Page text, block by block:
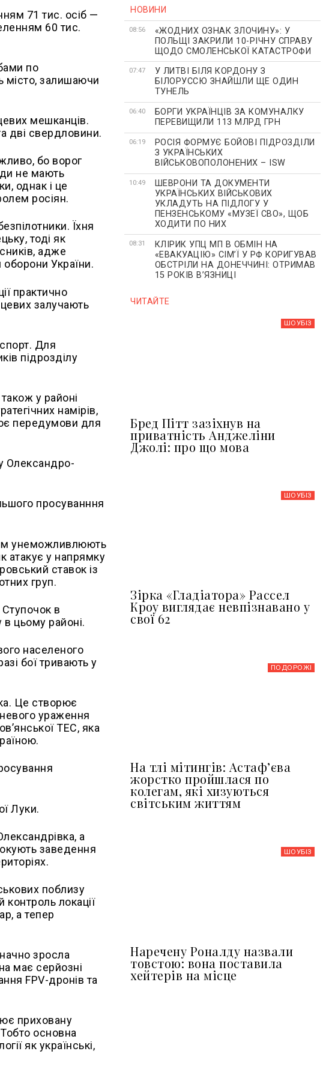
71 тис. осіб —
60 тис.
по
місто, залишаючи
мешканців.
дві свердловини.
бо ворог
не мають
однак і це
росіян.
Їхня
тоді як
адже
України.
практично
залучають
Для
підрозділу
у районі
намірів,
передумови для
Олександро-
просуванння
унеможливлюють
атакує у напрямку
ставок із
груп.
Ступочок в
в цьому районі.
населеного
бої тривають у
Це створює
ураження
ТЕС, яка
Луки.
а
заведення
поблизу
локації
а тепер
зросла
має серйозні
FPV-дронів та
приховану
основна
як українські,
НОВИНИ
08:56
«ЖОДНИХ ОЗНАК ЗЛОЧИНУ»: У
ПОЛЬЩІ ЗАКРИЛИ 10-РІЧНУ СПРАВУ
ЩОДО СМОЛЕНСЬКОЇ КАТАСТРОФИ
07:47
У ЛИТВІ БІЛЯ КОРДОНУ З
БІЛОРУССЮ ЗНАЙШЛИ ЩЕ ОДИН
ТУНЕЛЬ
06:40
БОРГИ УКРАЇНЦІВ ЗА КОМУНАЛКУ
ПЕРЕВИЩИЛИ 113 МЛРД ГРН
06:19
РОСІЯ ФОРМУЄ БОЙОВІ ПІДРОЗДІЛИ
З УКРАЇНСЬКИХ
ВІЙСЬКОВОПОЛОНЕНИХ – ISW
10:49
ШЕВРОНИ ТА ДОКУМЕНТИ
УКРАЇНСЬКИХ ВІЙСЬКОВИХ
УКЛАДУТЬ НА ПІДЛОГУ У
ПЕНЗЕНСЬКОМУ «МУЗЕЇ СВО», ЩОБ
ХОДИТИ ПО НИХ
08:31
КЛІРИК УПЦ МП В ОБМІН НА
«ЕВАКУАЦІЮ» СІМʼЇ У РФ КОРИГУВАВ
ОБСТРІЛИ НА ДОНЕЧЧИНІ: ОТРИМАВ
15 РОКІВ ВʼЯЗНИЦІ
ЧИТАЙТЕ
ШОУБIЗ
Бред Пітт зазіхнув на
приватність Анджеліни
Джолі: про що мова
ШОУБIЗ
Зірка «Гладіатора» Рассел
Кроу виглядає невпізнавано у
свої 62
ПОДОРОЖІ
На тлі мітингів: Астафʼєва
жорстко пройшлася по
колегам, які хизуються
світським життям
ШОУБIЗ
Наречену Роналду назвали
товстою: вона поставила
хейтерів на місце